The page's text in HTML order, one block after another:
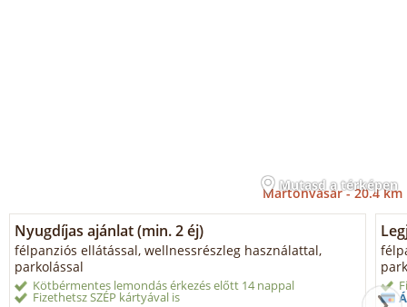
Mutasd a térképen
Martonvásár -20.4 km
Nyugdíjas ajánlat (min. 2 éj)
félpanziós ellátással, wellnessrészleg használattal,
parkolással
Kötbérmentes lemondás érkezés előtt 14 nappal
Fizethetsz SZÉP kártyával is